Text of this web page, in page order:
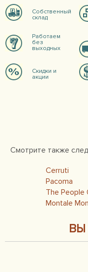
Собственный
склад
Работаем
без
выходных
Скидки и
акции
Смотрите также
Cerruti
Pacoma
The People
Montale